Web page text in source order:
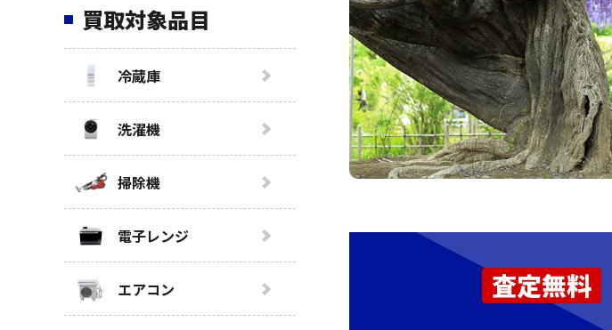
査定無料
買取対象品目
冷蔵庫
洗濯機
掃除機
電子レンジ
エアコン